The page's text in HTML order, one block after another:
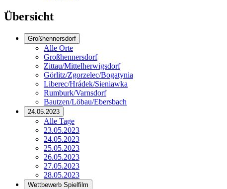
Übersicht
Großhennersdorf
Alle Orte
Großhennersdorf
Zittau/Mittelherwigsdorf
Görlitz/Zgorzelec/Bogatynia
Liberec/Hrádek/Sieniawka
Rumburk/Varnsdorf
Bautzen/Löbau/Ebersbach
24.05.2023
Alle Tage
23.05.2023
24.05.2023
25.05.2023
26.05.2023
27.05.2023
28.05.2023
Wettbewerb Spielfilm